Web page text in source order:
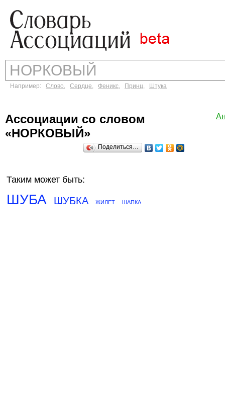
Например: Слово, Сердце, Феникс, Принц, Штука
Ассоциации со словом
«НОРКОВЫЙ»
Поделиться…
Таким может быть:
ШУБА ШУБКА ЖИЛЕТ ШАПКА